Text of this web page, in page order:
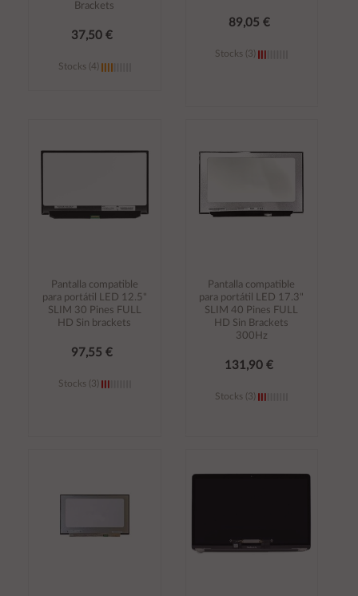
Brackets
37,50 €
Stocks (4)
89,05 €
Stocks (3)
Pantalla compatible
para portátil LED 12.5"
SLIM 30 Pines FULL
HD Sin brackets
97,55 €
Stocks (3)
Pantalla compatible
para portátil LED 17.3"
SLIM 40 Pines FULL
HD Sin Brackets
300Hz
131,90 €
Stocks (3)
carrito